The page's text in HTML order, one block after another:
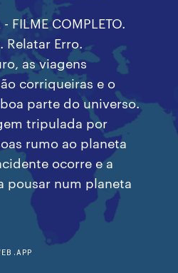
FILME COMPLETO.
Relatar Erro.
as viagens
corriqueiras e o
parte do universo.
tripulada por
rumo ao planeta
ocorre e a
pousar num planeta